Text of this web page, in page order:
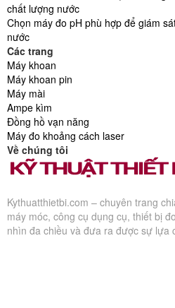
chất lượng nước
Chọn máy đo pH phù hợp để giám
nước
Các trang
Máy khoan
Máy khoan pin
Máy mài
Ampe kìm
Đồng hồ vạn năng
Máy đo khoảng cách laser
Về chúng tôi
Kythuatthietbi.com – chuyên trang
máy móc, công cụ dụng cụ, thiết bị
nhìn đa chiều và đưa ra được sự lựa